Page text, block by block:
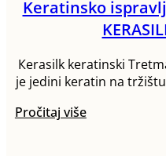
Keratinsko
Кerasilk keratinski
je jedini keratin na
Pročitaj više